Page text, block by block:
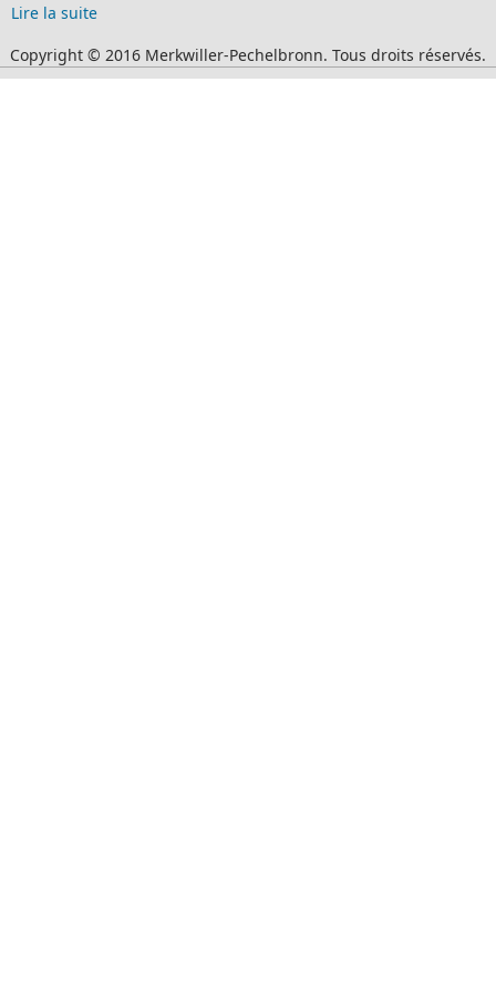
Lire la suite
Copyright © 2016 Merkwiller-Pechelbronn. Tous droits réservés.